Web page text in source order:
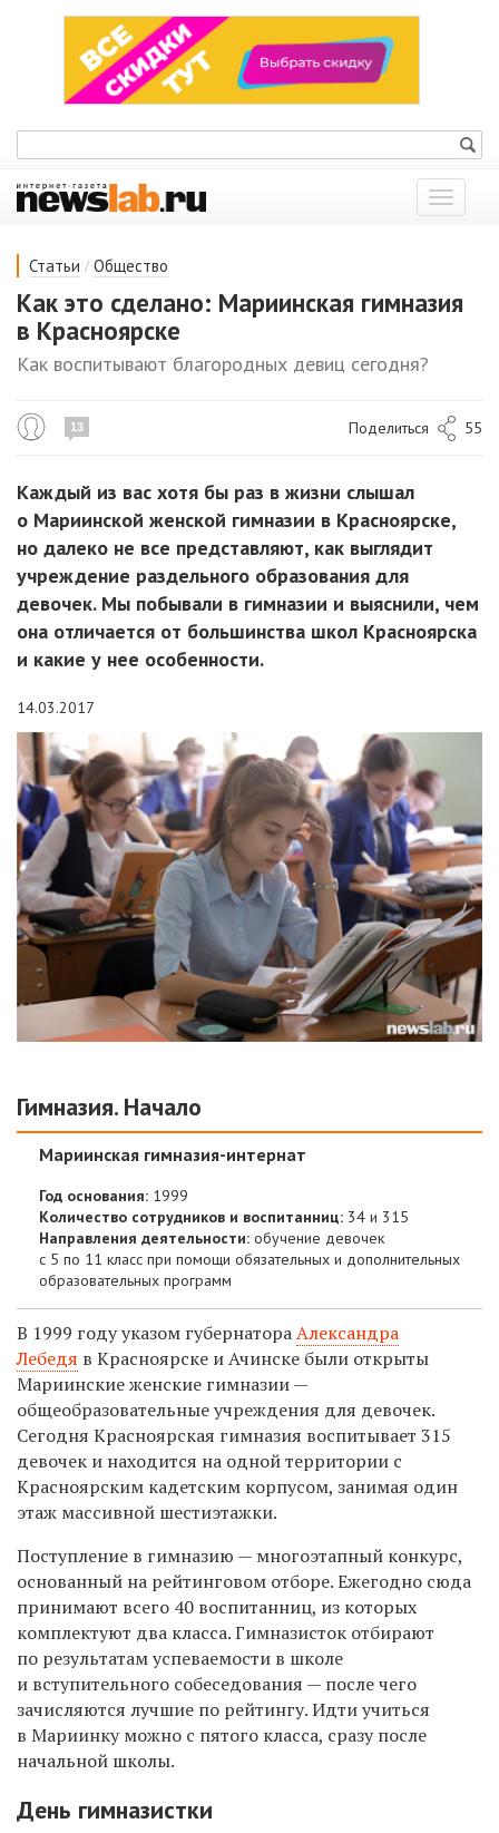
Показать
меню
Статьи / Общество
Как это сделано: Мариинская гимназия
в Красноярске
Как воспитывают благородных девиц сегодня?
13 Поделиться 55
Каждый из вас хотя бы раз в жизни слышал
о Мариинской женской гимназии в Красноярске,
но далеко не все представляют, как выглядит
учреждение раздельного образования для
девочек. Мы побывали в гимназии и выяснили, чем
она отличается от большинства школ Красноярска
и какие у нее особенности.
14.03.2017
Гимназия. Начало
Мариинская гимназия-интернат
Год основания: 1999
Количество сотрудников и воспитанниц: 34 и 315
Направления деятельности: обучение девочек
с 5 по 11 класс при помощи обязательных и дополнительных
образовательных программ
В 1999 году указом губернатораАлександра
Лебедя в Красноярске и Ачинске были открыты
Мариинские женские гимназии —
общеобразовательные учреждения для девочек.
Сегодня Красноярская гимназия воспитывает 315
девочек и находится на одной территории с
Красноярским кадетским корпусом, занимая один
этаж массивной шестиэтажки.
Поступление в гимназию — многоэтапный конкурс,
основанный на рейтинговом отборе. Ежегодно сюда
принимают всего 40 воспитанниц, из которых
комплектуют два класса. Гимназисток отбирают
по результатам успеваемости в школе
и вступительного собеседования — после чего
зачисляются лучшие по рейтингу. Идти учиться
в Мариинку можно с пятого класса, сразу после
начальной школы.
День гимназистки